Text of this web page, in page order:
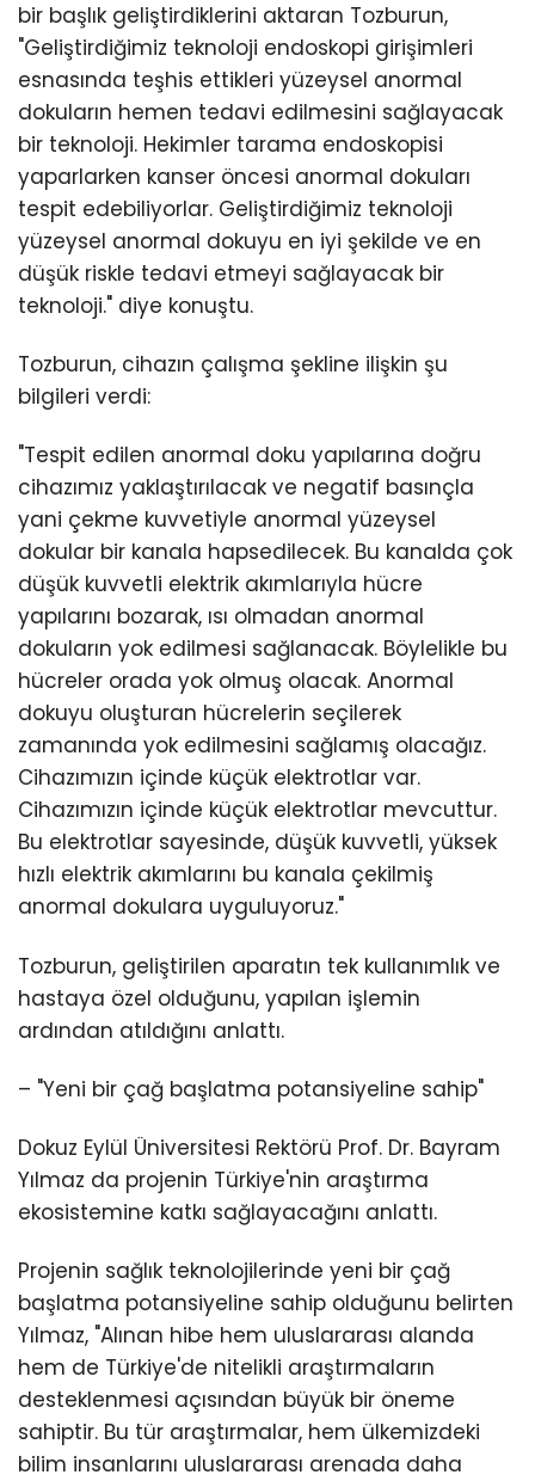
bir başlık geliştirdiklerini aktaran Tozburun,
"Geliştirdiğimiz teknoloji endoskopi girişimleri
esnasında teşhis ettikleri yüzeysel anormal
dokuların hemen tedavi edilmesini sağlayacak
bir teknoloji. Hekimler tarama endoskopisi
yaparlarken kanser öncesi anormal dokuları
tespit edebiliyorlar. Geliştirdiğimiz teknoloji
yüzeysel anormal dokuyu en iyi şekilde ve en
düşük riskle tedavi etmeyi sağlayacak bir
teknoloji." diye konuştu.
Tozburun, cihazın çalışma şekline ilişkin şu
bilgileri verdi:
"Tespit edilen anormal doku yapılarına doğru
cihazımız yaklaştırılacak ve negatif basınçla
yani çekme kuvvetiyle anormal yüzeysel
dokular bir kanala hapsedilecek. Bu kanalda çok
düşük kuvvetli elektrik akımlarıyla hücre
yapılarını bozarak, ısı olmadan anormal
dokuların yok edilmesi sağlanacak. Böylelikle bu
hücreler orada yok olmuş olacak. Anormal
dokuyu oluşturan hücrelerin seçilerek
zamanında yok edilmesini sağlamış olacağız.
Cihazımızın içinde küçük elektrotlar var.
Cihazımızın içinde küçük elektrotlar mevcuttur.
Bu elektrotlar sayesinde, düşük kuvvetli, yüksek
hızlı elektrik akımlarını bu kanala çekilmiş
anormal dokulara uyguluyoruz."
Tozburun, geliştirilen aparatın tek kullanımlık ve
hastaya özel olduğunu, yapılan işlemin
ardından atıldığını anlattı.
– "Yeni bir çağ başlatma potansiyeline sahip"
Dokuz Eylül Üniversitesi Rektörü Prof. Dr. Bayram
Yılmaz da projenin Türkiye'nin araştırma
ekosistemine katkı sağlayacağını anlattı.
Projenin sağlık teknolojilerinde yeni bir çağ
başlatma potansiyeline sahip olduğunu belirten
Yılmaz, "Alınan hibe hem uluslararası alanda
hem de Türkiye'de nitelikli araştırmaların
desteklenmesi açısından büyük bir öneme
sahiptir. Bu tür araştırmalar, hem ülkemizdeki
bilim insanlarını uluslararası arenada daha